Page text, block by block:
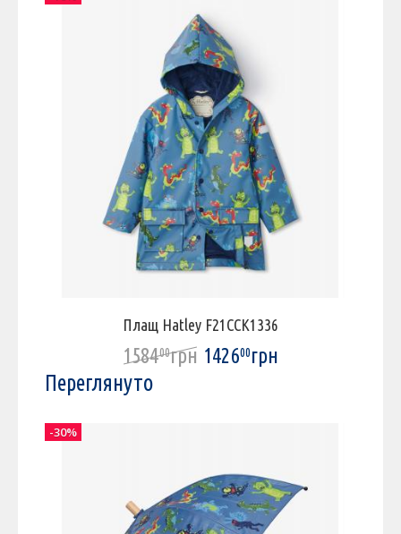
Плащ Hatley F21CCK1336
158400грн 142600грн
Переглянуто
-30%